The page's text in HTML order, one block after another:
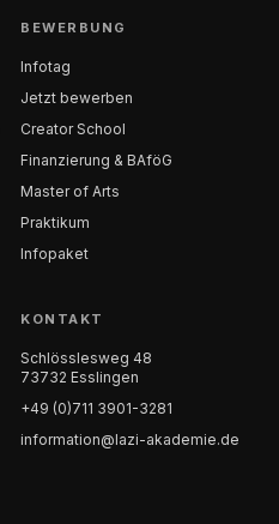
BEWERBUNG
Infotag
Jetzt bewerben
Creator School
Finanzierung & BAföG
Master of Arts
Praktikum
Infopaket
KONTAKT
Schlösslesweg 48
73732 Esslingen
+49 (0)711 3901-3281
information@lazi-akademie.de